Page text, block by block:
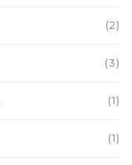
(2)
(3)
(1)
(1)